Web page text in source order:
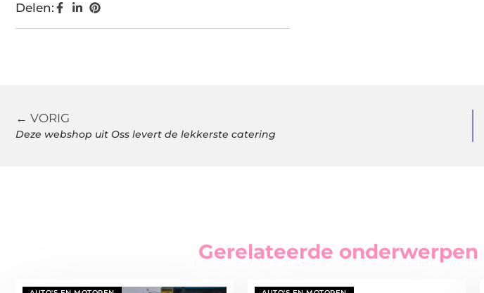
Delen:
← VORIG
Deze webshop uit Oss levert de lekkerste catering
Gerelateerde onderwerpen